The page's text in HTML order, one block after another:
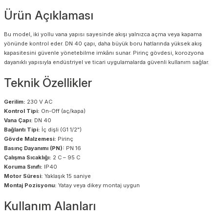
Ürün Açıklaması
Bu model, iki yollu vana yapısı sayesinde akışı yalnızca açma veya kapama
yönünde kontrol eder. DN 40 çapı, daha büyük boru hatlarında yüksek akış
kapasitesini güvenle yönetebilme imkânı sunar. Pirinç gövdesi, korozyona
dayanıklı yapısıyla endüstriyel ve ticari uygulamalarda güvenli kullanım sağlar.
Teknik Özellikler
Gerilim: 230 V AC
Kontrol Tipi: On-Off (aç/kapa)
Vana Çapı: DN 40
Bağlantı Tipi: İç dişli (G1 1/2")
Gövde Malzemesi: Pirinç
Basınç Dayanımı (PN): PN 16
Çalışma Sıcaklığı: 2 C – 95 C
Koruma Sınıfı: IP40
Motor Süresi: Yaklaşık 15 saniye
Montaj Pozisyonu: Yatay veya dikey montaj uygun
Kullanım Alanları